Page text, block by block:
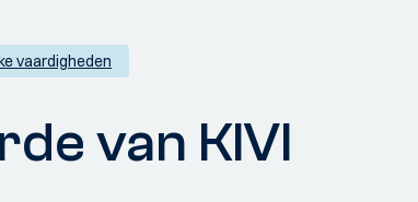
vaardigheden
van KIVI